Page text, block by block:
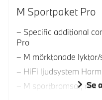
M Sportpaket Pro
Specific additional
Pro
M mörktonade
HiFi ljudsystem
M sportbromsar, röd
Se